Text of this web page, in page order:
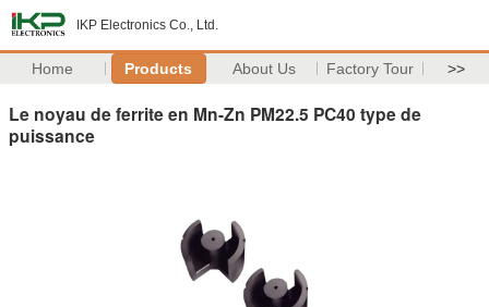
IKP Electronics Co., Ltd.
Home Products About Us Factory Tour >>
Le noyau de ferrite en Mn-Zn PM22.5 PC40 type de
puissance